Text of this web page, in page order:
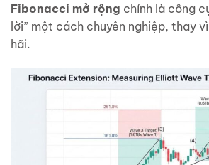
Fibonacci mở rộng chính là công
lời” một cách chuyên nghiệp, thay
hãi.